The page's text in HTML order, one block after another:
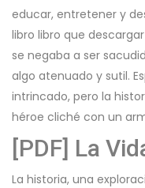
educar, entretener y
libro libro que
se negaba a ser
algo atenuado y sutil.
intrincado, pero la
héroe cliché con un
[PDF] La
La historia, una